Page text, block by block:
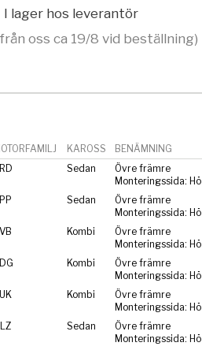
I lager hos leverantör
oss ca 19/8 vid beställning)
KAROSS
BENÄMNING
Sedan
Övre främre
Monteringssida: Hö
Sedan
Övre främre
Monteringssida: Hö
Kombi
Övre främre
Monteringssida: Hö
Kombi
Övre främre
Monteringssida: Hö
Kombi
Övre främre
Monteringssida: Hö
Sedan
Övre främre
Monteringssida: Hö